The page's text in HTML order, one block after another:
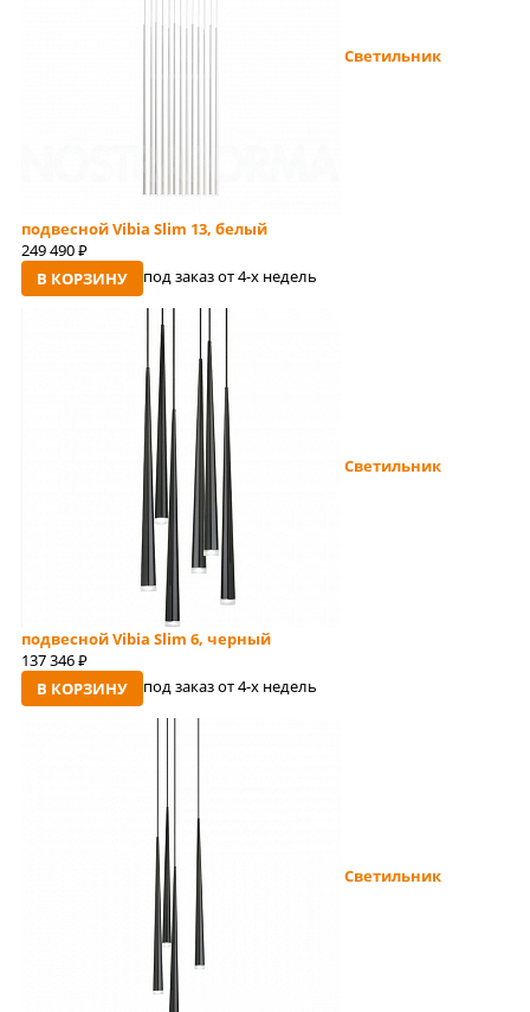
Светильник
подвесной Vibia Slim 13, белый
249 490 руб
В КОРЗИНУ под заказ от 4-x недель
Светильник
подвесной Vibia Slim 6, черный
137 346 руб
В КОРЗИНУ под заказ от 4-x недель
Светильник